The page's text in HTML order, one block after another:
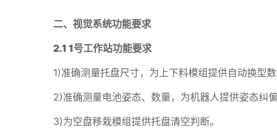
二、视觉系统功能要求
2.1 1号工作站功能要求
1)准确测量托盘尺寸，为上下料模组提供自动换型
2)准确测量电池姿态、数量，为机器人提供姿态纠
3)为空盘移栽模组提供托盘清空判断。